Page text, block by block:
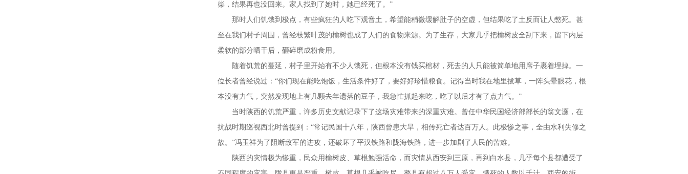
柴，结果再也没回来。家人找到了她时，她已经死了。”
那时人们饥饿到极点，有些疯狂的人吃下观音土，希望能稍微缓解肚子的空虚，但结果吃了土反而让人憋死。甚
至在我们村子周围，曾经枝繁叶茂的榆树也成了人们的食物来源。为了生存，大家几乎把榆树皮全刮下来，留下内层
柔软的部分晒干后，砸碎磨成粉食用。
随着饥荒的蔓延，村子里开始有不少人饿死，但根本没有钱买棺材，死去的人只能被简单地用席子裹着埋掉。一
位长者曾经说过：“你们现在能吃饱饭，生活条件好了，要好好珍惜粮食。记得当时我在地里拔草，一阵头晕眼花，根
本没有力气，突然发现地上有几颗去年遗落的豆子，我急忙抓起来吃，吃了以后才有了点力气。”
当时陕西的饥荒严重，许多历史文献记录下了这场灾难带来的深重灾难。曾任中华民国经济部部长的翁文灏，在
抗战时期巡视西北时曾提到：“常记民国十八年，陕西曾患大旱，相传死亡者达百万人。此极惨之事，全由水利失修之
故。”冯玉祥为了阻断敌军的进攻，还破坏了平汉铁路和陇海铁路，进一步加剧了人民的苦难。
陕西的灾情极为惨重，民众用榆树皮、草根勉强活命，而灾情从西安到三原，再到白水县，几乎每个县都遭受了